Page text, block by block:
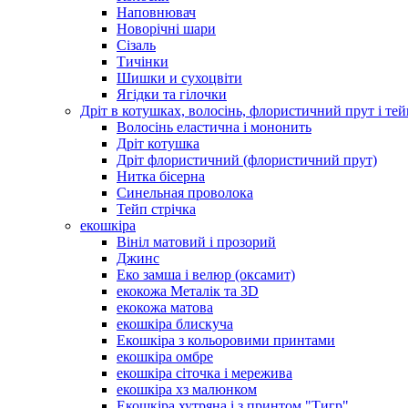
Наповнювач
Новорічні шари
Сізаль
Тичінки
Шишки и сухоцвіти
Ягідки та гілочки
Дріт в котушках, волосінь, флористичний прут і
Волосінь еластична і мононить
Дріт котушка
Дріт флористичний (флористичний прут)
Нитка бісерна
Синельная проволока
Тейп стрічка
екошкіра
Вініл матовий і прозорий
Джинс
Еко замша і велюр (оксамит)
екокожа Металік та 3D
екокожа матова
екошкіра блискуча
Екошкіра з кольоровими принтами
екошкіра омбре
екошкіра сіточка і мережива
екошкіра хз малюнком